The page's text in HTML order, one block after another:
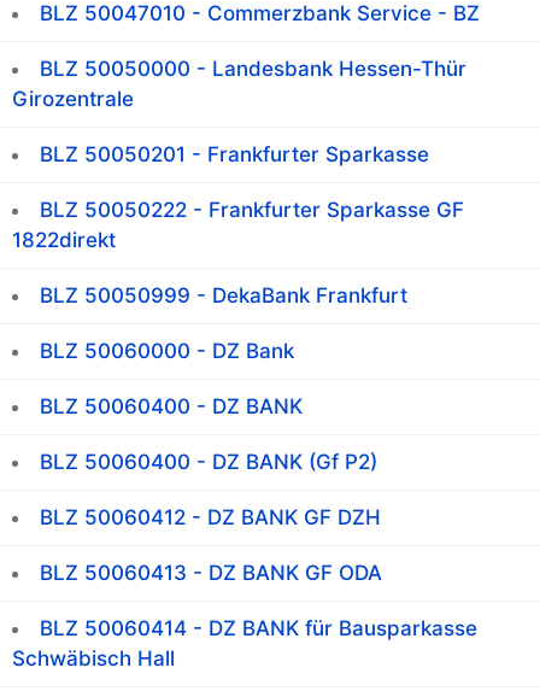
BLZ 50047010 - Commerzbank Service - BZ
BLZ 50050000 - Landesbank Hessen-Thür
Girozentrale
BLZ 50050201 - Frankfurter Sparkasse
BLZ 50050222 - Frankfurter Sparkasse GF
1822direkt
BLZ 50050999 - DekaBank Frankfurt
BLZ 50060000 - DZ Bank
BLZ 50060400 - DZ BANK
BLZ 50060400 - DZ BANK (Gf P2)
BLZ 50060412 - DZ BANK GF DZH
BLZ 50060413 - DZ BANK GF ODA
BLZ 50060414 - DZ BANK für Bausparkasse
Schwäbisch Hall